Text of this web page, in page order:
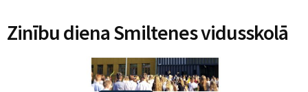
Zinību diena Smiltenes vidusskolā